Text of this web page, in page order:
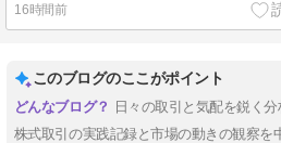
16時間前
このブログのここがポイント
日々の取引と気配を鋭く分
株式取引の実践記録と市場の動きの観察を